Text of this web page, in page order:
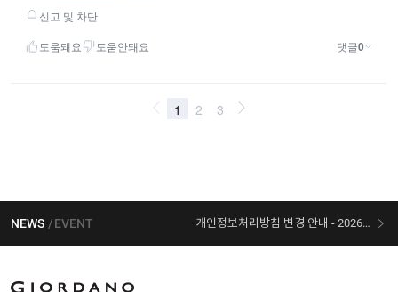
NEWS EVENT 개인정보처리방침 변경 안내 - 2026/07/30 시행